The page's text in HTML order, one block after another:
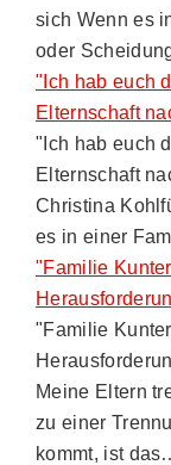
sich Wenn es
oder
"Ich hab euch
Elternschaft
"Ich hab euch
Elternschaft
Christina
es in einer
"Familie
"Familie
Meine Eltern
zu einer
kommt, ist